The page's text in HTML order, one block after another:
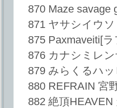
870 Maze savage
871 ヤサシイウ
875 Paxmaveiti[
876 カナシミレ
879 みらくるハ
880 REFRAIN 宮
882 絶頂